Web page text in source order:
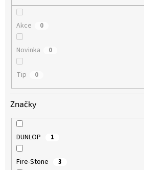
Akce 0
Novinka 0
Tip 0
Značky
DUNLOP 1
Fire-Stone 3